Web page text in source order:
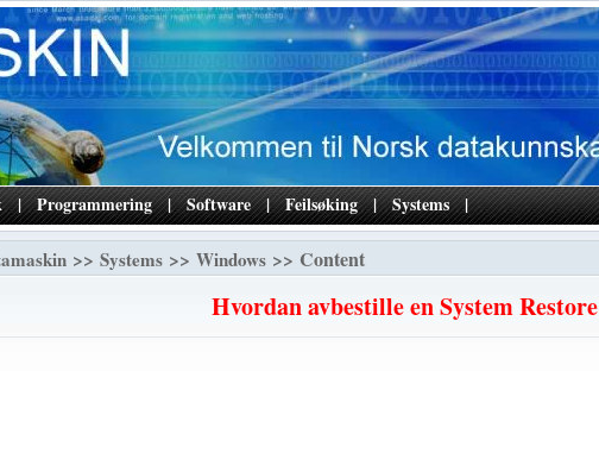
| Programmering | Software | Feilsøking | Systems |
>> Systems >> Windows >> Content
Hvordan avbestille en System Restore